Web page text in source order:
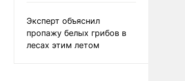
Эксперт объяснил
пропажу белых грибов в
лесах этим летом